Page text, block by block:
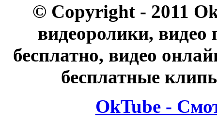
© Copyright - 2011
видеоролики, видео
бесплатно, видео
бесплатные
OkTube -